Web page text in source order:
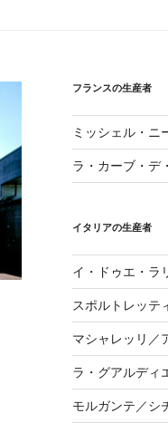
フランスの生産者
ミッシェル・ニ
ラ・カーブ・デ
イタリアの生産者
イ・ドゥエ・ラ
スポルトレッテ
マシャレッリ／
ラ・グアルディ
モルガンテ／シ